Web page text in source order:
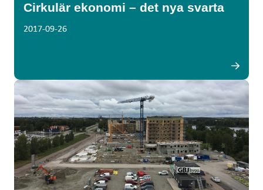
Cirkulär ekonomi – det nya svarta
2017-09-26